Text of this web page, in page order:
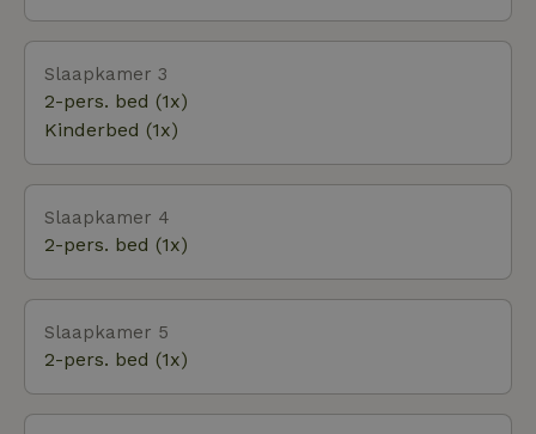
Slaapkamer 3
2-pers. bed (1x)
Kinderbed (1x)
Slaapkamer 4
2-pers. bed (1x)
Slaapkamer 5
2-pers. bed (1x)